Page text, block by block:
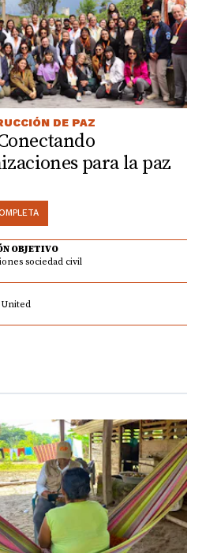
DE PAZ
para la paz
OBJETIVO
sociedad civil